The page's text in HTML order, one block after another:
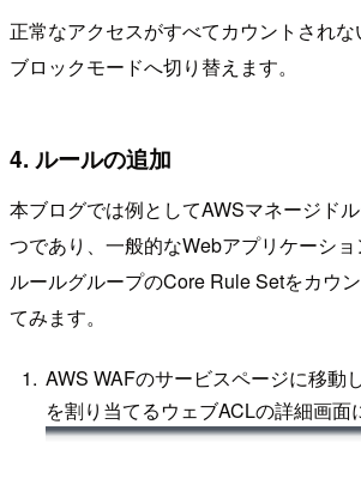
正常なアクセスがすべてカウントされな
ブロックモードへ切り替えます。
4. ルールの追加
本ブログでは例としてAWSマネージド
つであり、一般的なWebアプリケーシ
ルールグループのCore Rule Setをカウ
てみます。
AWS WAFのサービスページに移動
を割り当てるウェブACLの詳細画面